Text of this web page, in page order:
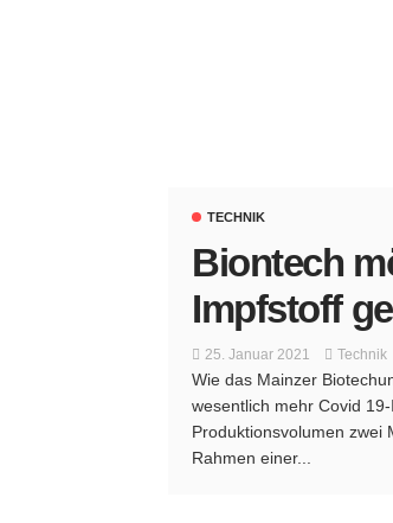
TECHNIK
Biontech
Impfstoff
25. Januar 2021 Technik
Wie das Mainzer
wesentlich mehr Covid
Produktionsvolumen zwei
Rahmen einer...